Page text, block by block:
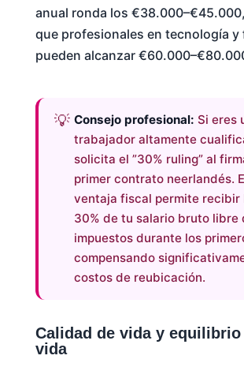
anual ronda los
que profesionales en tecnología y
pueden alcanzar
Consejo profesional: Si eres
trabajador altamente
solicita el ”30% ruling” al
primer contrato neerlandés.
ventaja fiscal permite recibir
30% de tu salario bruto libre
impuestos durante los
compensando
costos de reubicación.
Calidad de vida y
vida